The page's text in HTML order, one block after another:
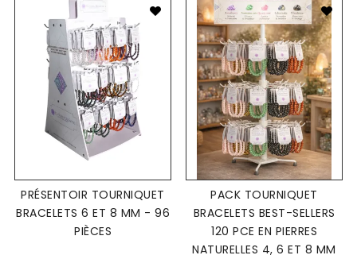
PRÉSENTOIR TOURNIQUET
BRACELETS 6 ET 8 MM - 96
PIÈCES
PACK TOURNIQUET
BRACELETS BEST-SELLERS
120 PCE EN PIERRES
NATURELLES 4, 6 ET 8 MM